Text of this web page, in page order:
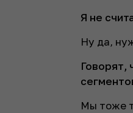
Я не
Ну да,
Говорят,
Мы тоже